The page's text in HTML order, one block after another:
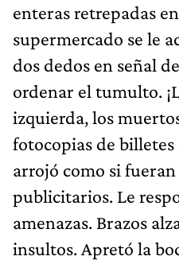
enteras retrepadas
supermercado se le
dos dedos en señal
ordenar el tumulto.
izquierda, los
fotocopias de
arrojó como si
publicitarios. Le
amenazas. Brazos
insultos. Apretó la